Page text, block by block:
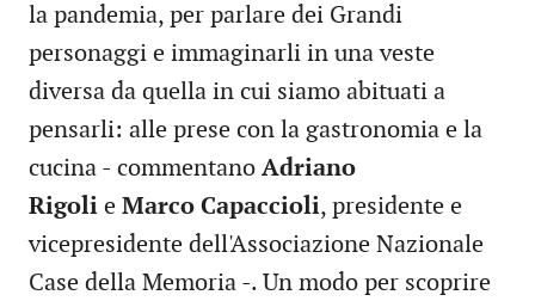
la pandemia, per parlare dei Grandi
personaggi e immaginarli in una veste
diversa da quella in cui siamo abituati a
pensarli: alle prese con la gastronomia e la
cucina - commentano Adriano
Rigoli e Marco Capaccioli, presidente e
vicepresidente dell'Associazione Nazionale
Case della Memoria -. Un modo per scoprire